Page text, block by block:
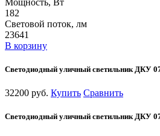
182
Световой поток, лм
23641
В корзину
Светодиодный уличный светильник ДКУ
32200 руб. Купить Сравнить
Светодиодный уличный светильник ДКУ